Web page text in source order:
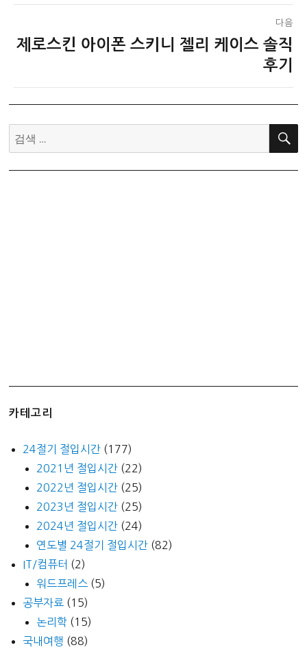
다음
다
제로스킨 아이폰 스키니 젤리 케이스 솔직
후기
검
색:
검
카테고리
24절기 절입시간 (177)
2021년 절입시간 (22)
2022년 절입시간 (25)
2023년 절입시간 (25)
2024년 절입시간 (24)
연도별 24절기 절입시간 (82)
IT/컴퓨터 (2)
워드프레스 (5)
공부자료 (15)
논리학 (15)
국내여행 (88)